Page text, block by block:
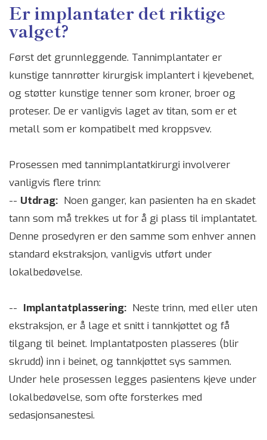
Er implantater det riktige
valget?
Først det grunnleggende. Tannimplantater er
kunstige tannrøtter kirurgisk implantert i kjevebenet,
og støtter kunstige tenner som kroner, broer og
proteser. De er vanligvis laget av titan, som er et
metall som er kompatibelt med kroppsvev.
Prosessen med tannimplantatkirurgi involverer
vanligvis flere trinn:
-- Utdrag: Noen ganger, kan pasienten ha en skadet
tann som må trekkes ut for å gi plass til implantatet.
Denne prosedyren er den samme som enhver annen
standard ekstraksjon, vanligvis utført under
lokalbedøvelse.
-- Implantatplassering: Neste trinn, med eller uten
ekstraksjon, er å lage et snitt i tannkjøttet og få
tilgang til beinet. Implantatposten plasseres (blir
skrudd) inn i beinet, og tannkjøttet sys sammen.
Under hele prosessen legges pasientens kjeve under
lokalbedøvelse, som ofte forsterkes med
sedasjonsanestesi.